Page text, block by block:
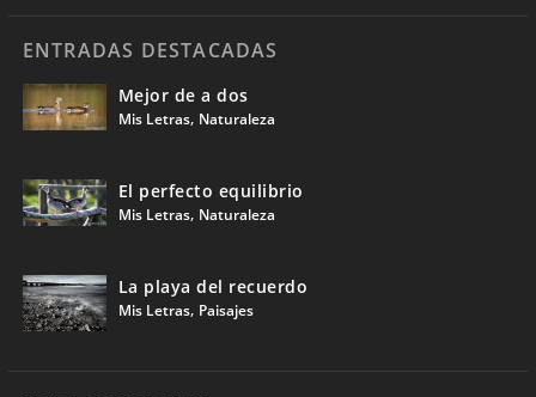
ENTRADAS DESTACADAS
Mejor de a dos
Mis Letras, Naturaleza
El perfecto equilibrio
Mis Letras, Naturaleza
La playa del recuerdo
Mis Letras, Paisajes